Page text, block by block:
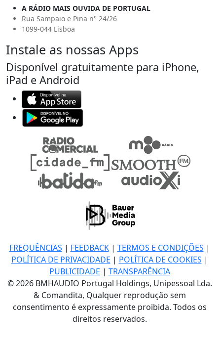
A RÁDIO MAIS OUVIDA DE PORTUGAL
Rua Sampaio e Pina n° 24/26
1099-044 Lisboa
Instale as nossas Apps
Disponível gratuitamente para iPhone,
iPad e Android
FREQUÊNCIAS | FEEDBACK| TERMOS E CONDIÇÕES |
POLÍTICA DE PRIVACIDADE | POLÍTICA DE COOKIES |
PUBLICIDADE | TRANSPARÊNCIA
© 2026 BMHAUDIO Portugal Holdings, Unipessoal Lda.
& Comandita, Qualquer reprodução sem
consentimento é expressamente proibida. Todos os
direitos reservados.